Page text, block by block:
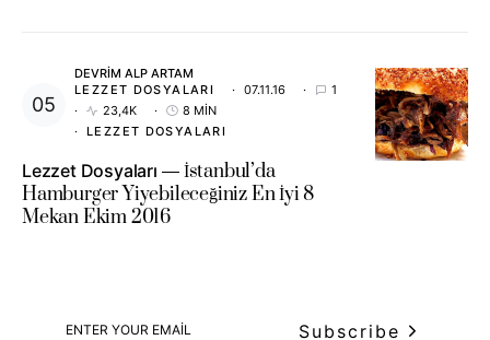
DEVRIM ALP ARTAM
LEZZET DOSYALARI
07.11.16
1
23,4K
8 MIN
LEZZET DOSYALARI
Lezzet Dosyaları
İstanbul’da
Hamburger Yiyebileceğiniz En İyi 8
Mekan Ekim 2016
Subscribe